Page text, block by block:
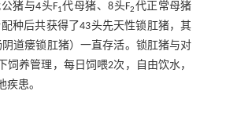
猪与4头F1代母猪、8头F2代正常母猪
种后共获得了43头先天性锁肛猪，其
道瘘锁肛猪）一直存活。锁肛猪与对
饲养管理，每日饲喂2次，自由饮水，
疾患。